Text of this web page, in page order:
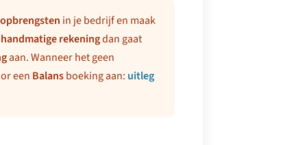
opbrengsten in je bedrijf en maak
handmatige rekeningdan gaat
aan. Wanneer het geen
een Balansboeking aan: uitleg